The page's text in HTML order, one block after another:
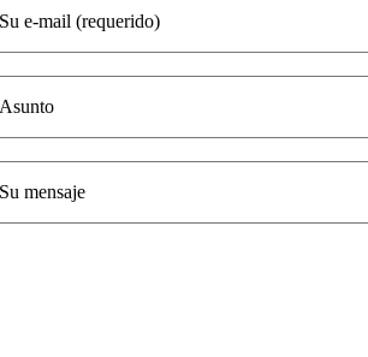
Su e-mail (requerido)
Asunto
Su mensaje